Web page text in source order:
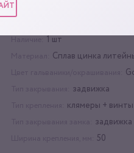
Категории:
1 шт
Сплав цинка
задвижка
клямеры + винты
задвижка
50